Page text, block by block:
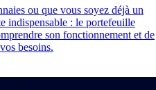
ou que vous soyez déjà un
indispensable : le portefeuille
son fonctionnement et de
besoins.